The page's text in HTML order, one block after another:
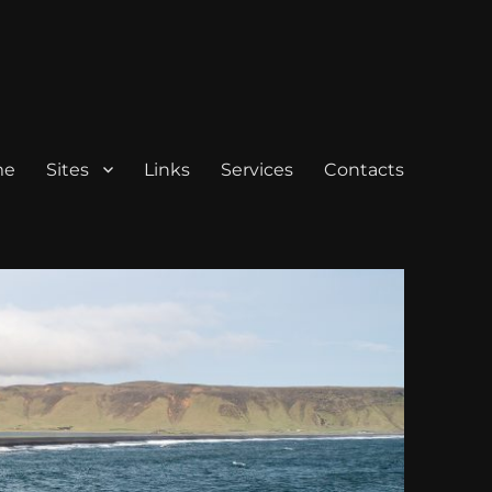
Sites Links Services Contacts